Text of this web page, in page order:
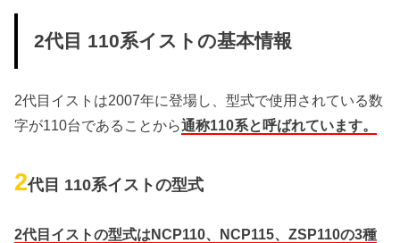
2代目 110系イストの基本情報
2代目イストは2007年に登場し、型式で使用されている数
字が110台であることから通称110系と呼ばれています。
2代目 110系イストの型式
2代目イストの型式はNCP110、NCP115、ZSP110の3種